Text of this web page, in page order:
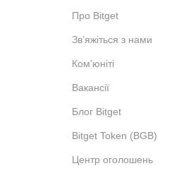
Про Bitget
Звʼяжіться з нами
Ком’юніті
Вакансії
Блог Bitget
Bitget Token (BGB)
Центр оголошень